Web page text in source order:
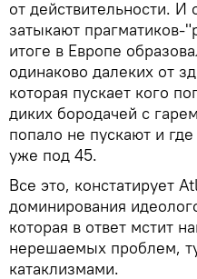
от действительности.
затыкают прагматиков-
итоге в Европе
одинаково далеких от
которая пускает кого
диких бородачей с
попало не пускают и
уже под 45.
Все это, констатирует
доминирования
которая в ответ мстит
нерешаемых проблем,
катаклизмами.